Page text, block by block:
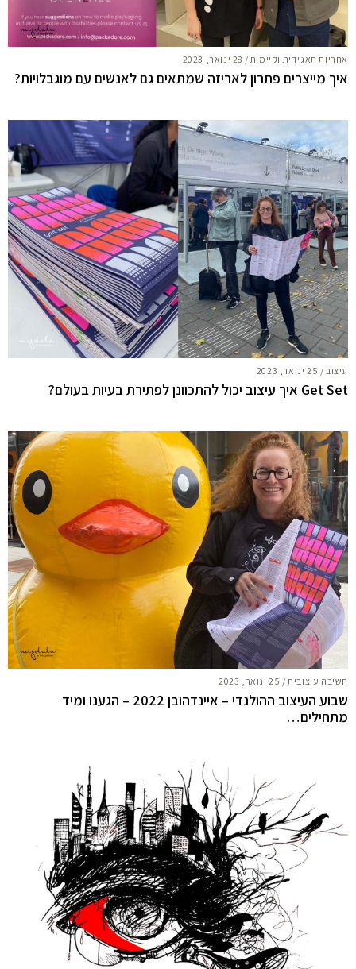
אחריות תאגידית וקיימות / 28 ינואר, 2023
איך מייצרים פתרון לאריזה שמתאים גם לאנשים עם מוגבלויות?
עיצוב / 25 ינואר, 2023
Get Set איך עיצוב יכול להתכוונן לפתירת בעיות בעולם?
חשיבה עיצובית/ 25 ינואר, 2023
שבוע העיצוב ההולנדי – איינדהובן 2022 – הגענו ומיד
מתחילים…